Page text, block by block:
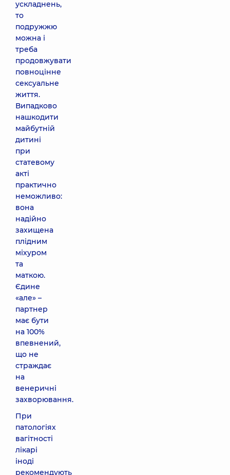
ускладнень,
то
подружжю
можна і
треба
продовжувати
повноцінне
сексуальне
життя.
Випадково
нашкодити
майбутній
дитині
при
статевому
акті
практично
неможливо:
вона
надійно
захищена
плідним
міхуром
та
маткою.
Єдине
«але» –
партнер
має бути
на 100%
впевнений,
що не
страждає
на
венеричні
захворювання.
При
патологіях
вагітності
лікарі
іноді
рекомендують